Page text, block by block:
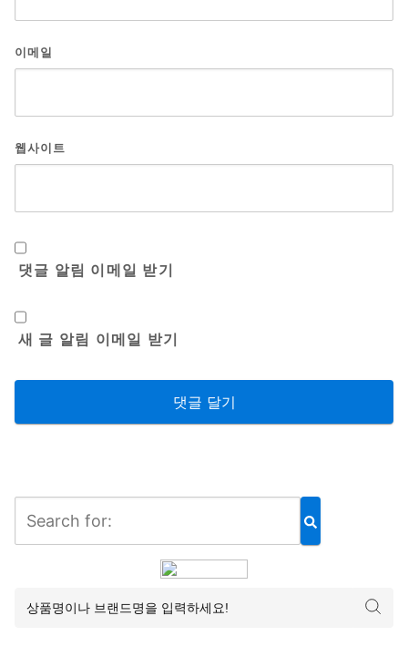
이메일
웹사이트
댓글 알림 이메일 받기
새 글 알림 이메일 받기